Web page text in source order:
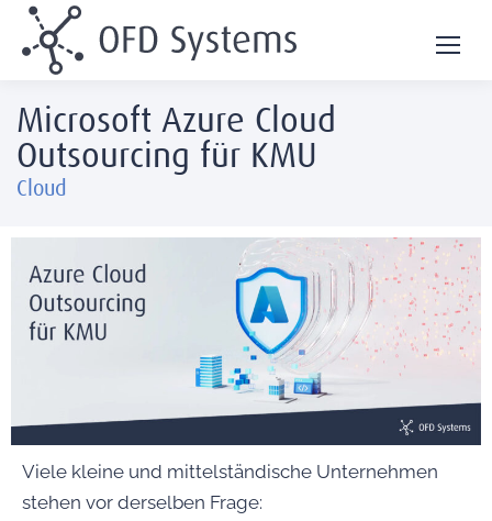
Microsoft Azure Cloud
Outsourcing für KMU
Cloud
Viele kleine und mittelständische Unternehmen
stehen vor derselben Frage: